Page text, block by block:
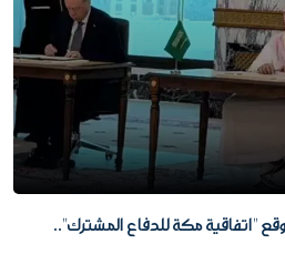
"اتفاقية مكة للدفاع المشترك"..